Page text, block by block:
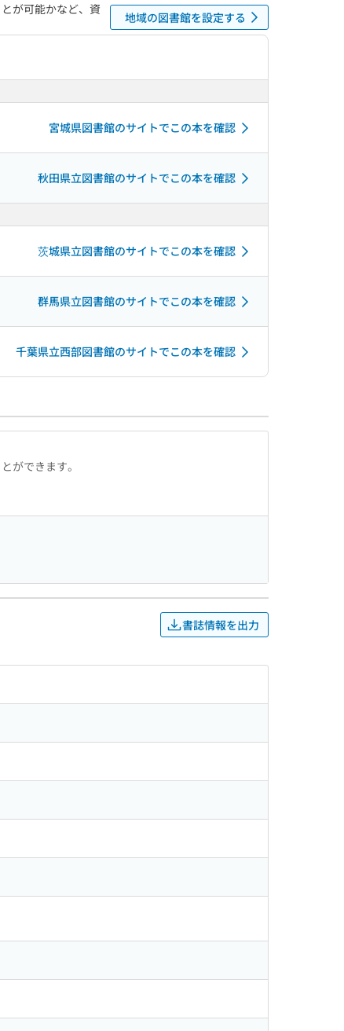
が可能かなど、資
地域の図書館を設定する
宮城県図書館のサイトでこの本を確認
秋田県立図書館のサイトでこの本を確認
茨城県立図書館のサイトでこの本を確認
群馬県立図書館のサイトでこの本を確認
千葉県立西部図書館のサイトでこの本を確認
ができます。
書誌情報を出力